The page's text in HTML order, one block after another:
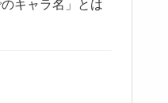
キャラ名」とは